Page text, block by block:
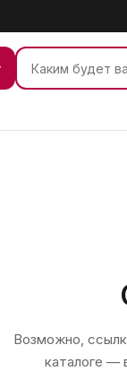
Возможно,
каталоге —